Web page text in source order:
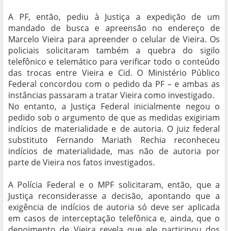
A PF, então, pediu à Justiça a expedição de um
mandado de busca e apreensão no endereço de
Marcelo Vieira para apreender o celular de Vieira. Os
policiais solicitaram também a quebra do sigilo
telefônico e telemático para verificar todo o conteúdo
das trocas entre Vieira e Cid. O Ministério Público
Federal concordou com o pedido da PF – e ambas as
instâncias passaram a tratar Vieira como investigado.
No entanto, a Justiça Federal inicialmente negou o
pedido sob o argumento de que as medidas exigiriam
indícios de materialidade e de autoria. O juiz federal
substituto Fernando Mariath Rechia reconheceu
indícios de materialidade, mas não de autoria por
parte de Vieira nos fatos investigados.
A Polícia Federal e o MPF solicitaram, então, que a
Justiça reconsiderasse a decisão, apontando que a
exigência de indícios de autoria só deve ser aplicada
em casos de interceptação telefônica e, ainda, que o